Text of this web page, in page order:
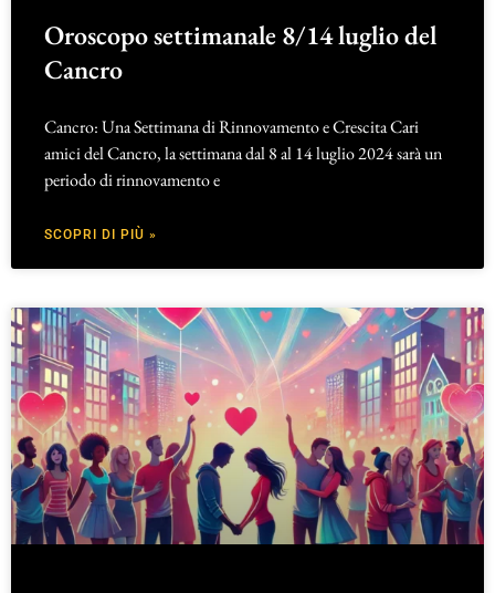
Oroscopo settimanale 8/14 luglio del
Cancro
Cancro: Una Settimana di Rinnovamento e Crescita Cari
amici del Cancro, la settimana dal 8 al 14 luglio 2024 sarà un
periodo di rinnovamento e
SCOPRI DI PIÙ »